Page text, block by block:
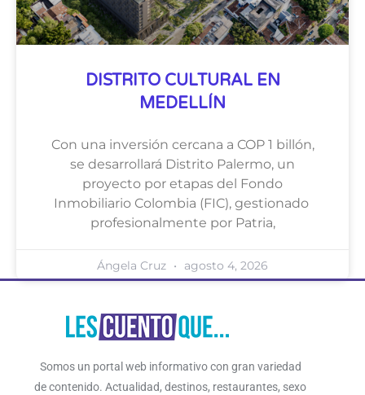
DISTRITO CULTURAL EN
MEDELLÍN
Con una inversión cercana a COP 1 billón,
se desarrollará Distrito Palermo, un
proyecto por etapas del Fondo
Inmobiliario Colombia (FIC), gestionado
profesionalmente por Patria,
Ángela Cruz agosto 4, 2026
Somos un portal web informativo con gran variedad
de contenido. Actualidad, destinos, restaurantes, sexo